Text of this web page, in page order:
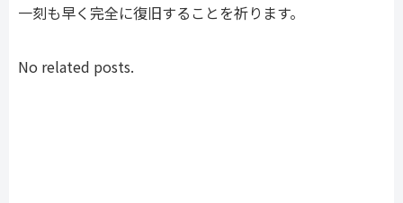
一刻も早く完全に復旧することを祈ります。
No related posts.